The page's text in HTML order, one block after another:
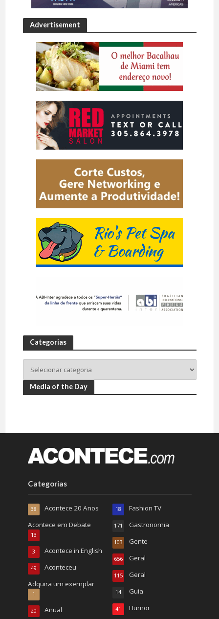
Advertisement
Categorias
Media of the Day
Categorias
Acontece 20 Anos
38
Acontece em Debate
13
Acontece in English
3
Aconteceu
49
Adquira um exemplar
1
Anual
20
Fashion TV
18
Gastronomia
171
Gente
103
Geral
656
Geral
115
Guia
14
Humor
41